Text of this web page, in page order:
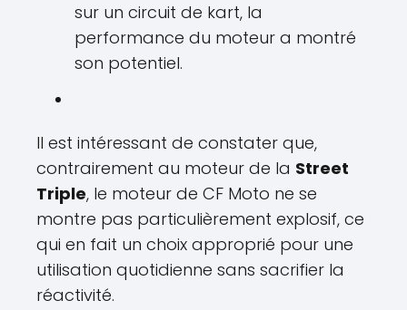
sur un circuit de kart, la
performance du moteur a montré
son potentiel.
Il est intéressant de constater que,
contrairement au moteur de la Street
Triple, le moteur de CF Moto ne se
montre pas particulièrement explosif, ce
qui en fait un choix approprié pour une
utilisation quotidienne sans sacrifier la
réactivité.